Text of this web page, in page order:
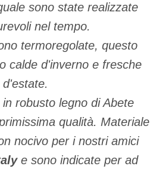
sono state realizzate
nel tempo.
termoregolate, questo
calde d'inverno e fresche
d'estate.
robusto legno di Abete
qualità. Materiale
nocivo per i nostri amici
e sono indicate per ad